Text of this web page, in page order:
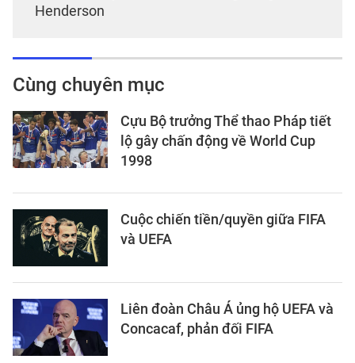
Henderson
Cùng chuyên mục
Cựu Bộ trưởng Thể thao Pháp tiết
lộ gây chấn động về World Cup
1998
Cuộc chiến tiền/quyền giữa FIFA
và UEFA
Liên đoàn Châu Á ủng hộ UEFA và
Concacaf, phản đối FIFA